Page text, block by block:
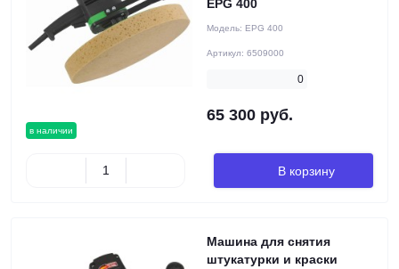
в наличии
EPG 400
Модель: EPG 400
Артикул: 6509000
0
65 300 руб.
В корзину
Машина для снятия
штукатурки и краски